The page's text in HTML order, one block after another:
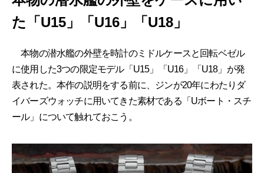
た「U15」「U16」「U18」
本物の潜水艦の外壁を時計のミドルケースと回転ベゼル
に使用した3つの限定モデル「U15」「U16」「U18」が発
表された。本作の説明をする前に、ジンが20年にわたりダ
イバーズウォッチに用いてきた素材である「Uボート・スチ
ール」について触れておこう。